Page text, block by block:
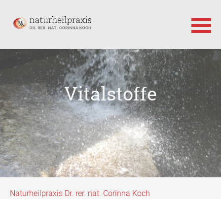
Navigation
überspringen
Vitalstoffe
Naturheilpraxis Dr. rer. nat. Corinna Koch